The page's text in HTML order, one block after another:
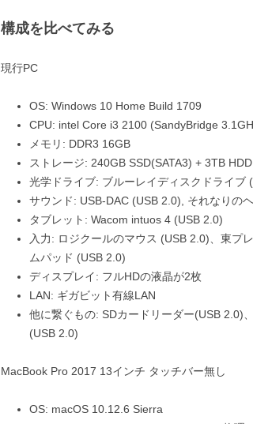
構成を比べてみる
現行PC
OS: Windows 10 Home Build 1709
CPU: intel Core i3 2100 (SandyBridge
メモリ: DDR3 16GB
ストレージ: 240GB SSD(SATA3) + 3TB
光学ドライブ: ブルーレイディスクドライブ
サウンド: USB-DAC (USB 2.0), それなりの
タブレット: Wacom intuos 4 (USB 2.0)
入力: ロジクールのマウス (USB 2.0)、東プ
ムパッド (USB 2.0)
ディスプレイ: フルHDの液晶が2枚
LAN: ギガビット有線LAN
他に繋ぐもの: SDカードリーダー(USB 2.0)
(USB 2.0)
MacBook Pro 2017 13インチ タッチバー無し
OS: macOS 10.12.6 Sierra